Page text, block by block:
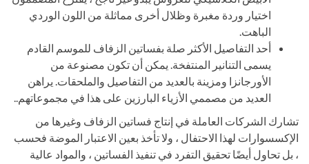
اختيار وردة مغبرة وظلال أخرى مماثلة من اللون الوردي
الباهت.
أحد التفاصيل الأكثر صلة بفساتين الزفاف للموسم القادم
يسمى التنانير المنتفخة. يمكن أن تكون مصنوعة من
الأورجانزا ومزينة بالعديد من التفاصيل والملحقات. يراهن
العديد من مصممي الأزياء البارزين على هذا في مجموعاتهم..
تشارك الشركات العاملة في إنتاج فساتين الزفاف وغيرها من
الإكسسوارات لهذا الاحتفال ، ولا تأخذ بعين الاعتبار الموضة فحسب
، بل تحاول أيضًا تحقيق التفرد في تنفيذ الفساتين ، والمواد عالية